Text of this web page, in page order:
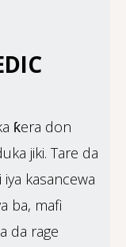
ƙera don
jiki. Tare da
kasancewa
ba, mafi
da rage